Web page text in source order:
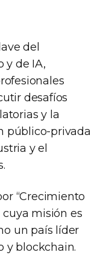
del
y de IA,
desafíos
y la
público-privada
y el
“Crecimiento
misión es
un país líder
y blockchain.